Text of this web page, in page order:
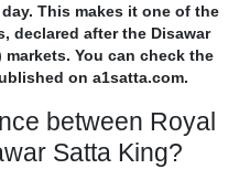
This makes it one of the
declared after the Disawar
markets. You can check the
on a1satta.com.
between Royal
Satta King?